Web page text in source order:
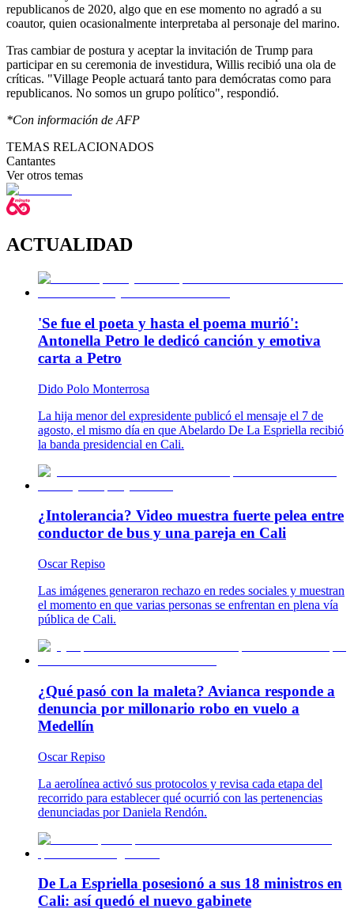
republicanos de 2020, algo que en ese momento no agradó a su
coautor, quien ocasionalmente interpretaba al personaje del marino.
Tras cambiar de postura y aceptar la invitación de Trump para
participar en su ceremonia de investidura, Willis recibió una ola de
críticas. "Village People actuará tanto para demócratas como para
republicanos. No somos un grupo político", respondió.
*Con información de AFP
TEMAS RELACIONADOS
Cantantes
Ver otros temas
ACTUALIDAD
'Se fue el poeta y hasta el poema murió':
Antonella Petro le dedicó canción y emotiva
carta a Petro
Dido Polo Monterrosa
La hija menor del expresidente publicó el mensaje el 7 de
agosto, el mismo día en que Abelardo De La Espriella recibió
la banda presidencial en Cali.
¿Intolerancia? Video muestra fuerte pelea entre
conductor de bus y una pareja en Cali
Oscar Repiso
Las imágenes generaron rechazo en redes sociales y muestran
el momento en que varias personas se enfrentan en plena vía
pública de Cali.
¿Qué pasó con la maleta? Avianca responde a
denuncia por millonario robo en vuelo a
Medellín
Oscar Repiso
La aerolínea activó sus protocolos y revisa cada etapa del
recorrido para establecer qué ocurrió con las pertenencias
denunciadas por Daniela Rendón.
De La Espriella posesionó a sus 18 ministros en
Cali: así quedó el nuevo gabinete